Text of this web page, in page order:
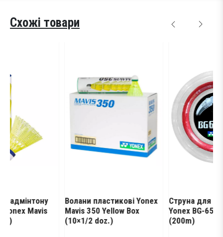
Схожі товари
Волани пластикові Yonex
Mavis 350 Yellow Box
(10×1/2 doz.)
Струна для
Yonex BG-65 Titanium